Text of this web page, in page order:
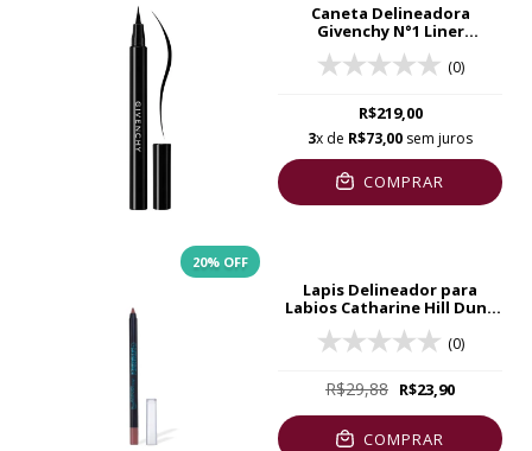
Caneta Delineadora
Givenchy N°1 Liner
Disturbia 1,5ml
(0)
R$219,00
3x de R$73,00 sem juros
COMPRAR
20% OFF
Lapis Delineador para
Labios Catharine Hill Duna
1,4g
(0)
R$29,88 R$23,90
COMPRAR